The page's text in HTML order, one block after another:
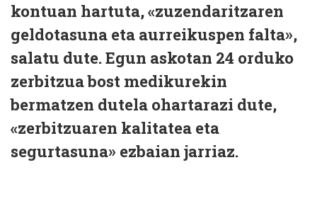
kontuan hartuta, «zuzendaritzaren
geldotasuna eta aurreikuspen falta»,
salatu dute. Egun askotan 24 orduko
zerbitzua bost medikurekin
bermatzen dutela ohartarazi dute,
«zerbitzuaren kalitatea eta
segurtasuna» ezbaian jarriaz.